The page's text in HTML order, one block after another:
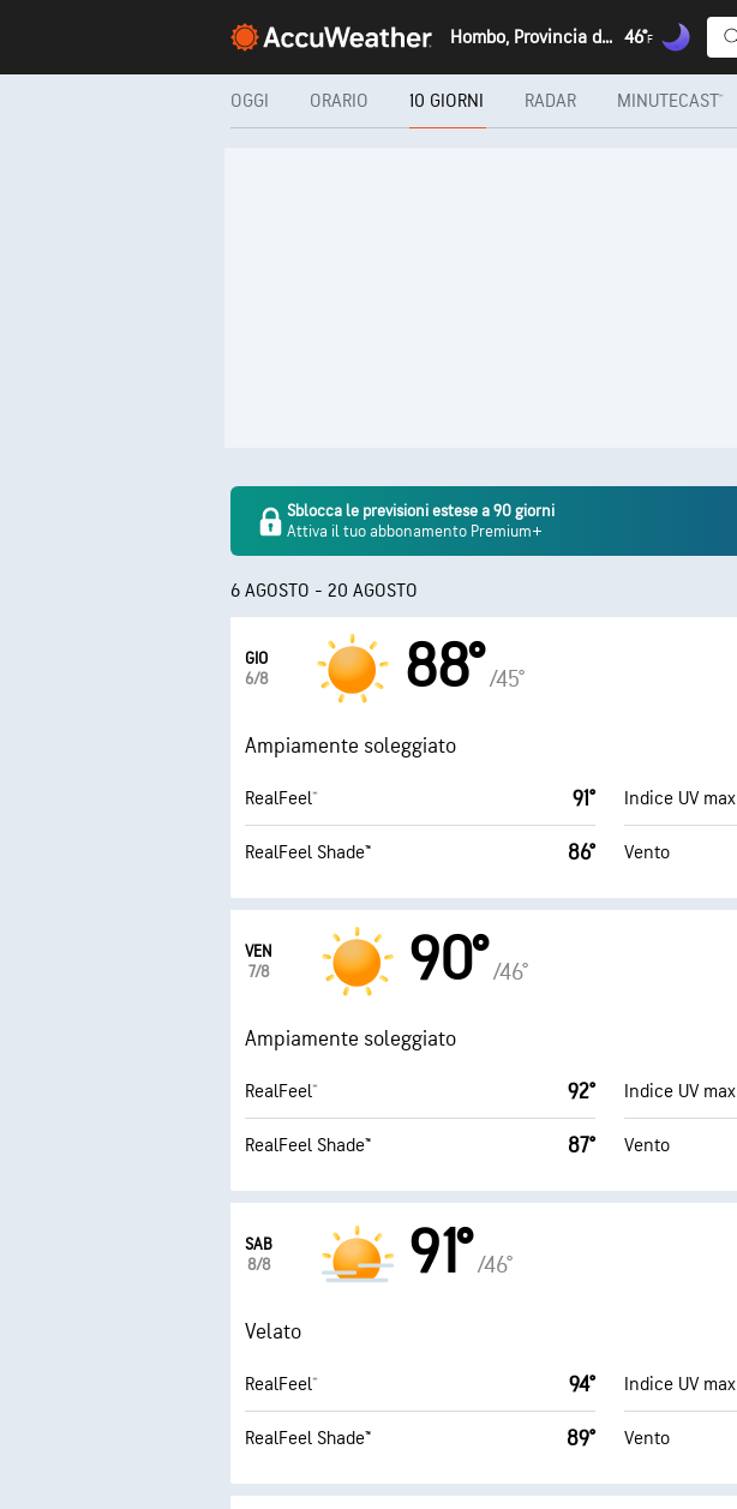
Hombo, Provincia di Huíla 46°F
OGGI ORARIO 10 GIORNI RADAR MINUTECAST®
Sblocca le previsioni estese a 90 giorni
Attiva il tuo abbonamento Premium+
6 AGOSTO - 20 AGOSTO
GIO
6/8
88° /45°
Ampiamente soleggiato
RealFeel® 91°
RealFeel Shade™ 86°
Indice UV max
Vento
VEN
7/8
90° /46°
Ampiamente soleggiato
RealFeel® 92°
RealFeel Shade™ 87°
Indice UV max
Vento
SAB
8/8
91° /46°
Velato
RealFeel® 94°
RealFeel Shade™ 89°
Indice UV max
Vento